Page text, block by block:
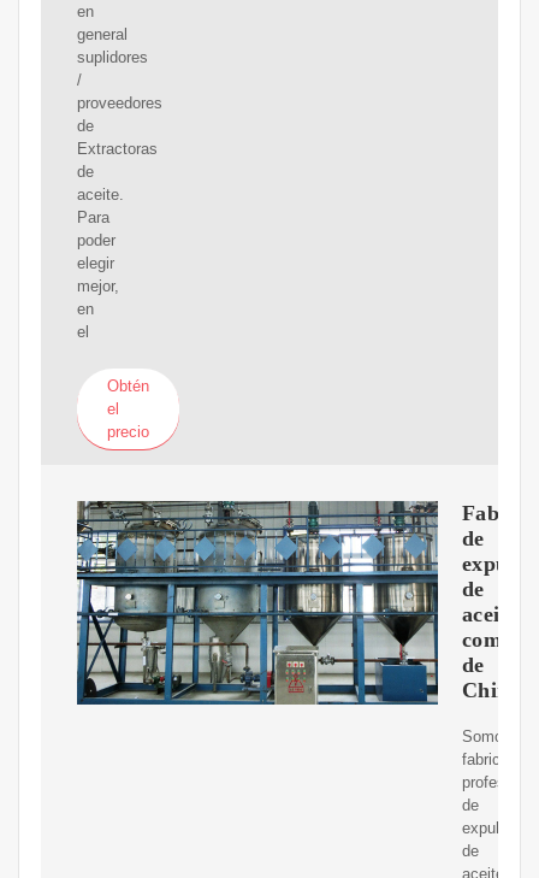
en
general
suplidores
/
proveedores
de
Extractoras
de
aceite.
Para
poder
elegir
mejor,
en
el
Obtén
el
precio
de
de
aceite
de
China
Somos
fabricantes
de
expulsores
de
aceite